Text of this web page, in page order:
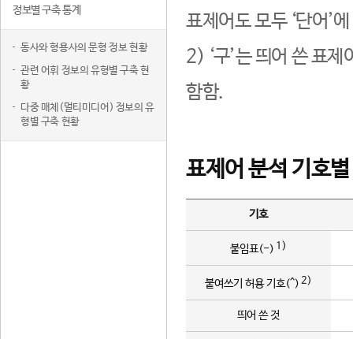
정보별 구축 통계
동사와 형용사의 문형 정보 현황
관련 어휘 정보의 유형별 구축 현
황
다중 매체(멀티미디어) 정보의 유
형별 구축 현황
표제어도 모두 ‘단어’
2) ‘구’는 띄어 쓴 표
함함.
표제어 분석 기호
기호
붙임표(-) 1)
붙여쓰기 허용 기호(^) 2)
띄어 쓴 것